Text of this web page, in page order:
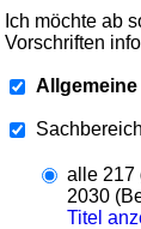
Ich möchte ab
Vorschriften
alle 217
2030
Titel